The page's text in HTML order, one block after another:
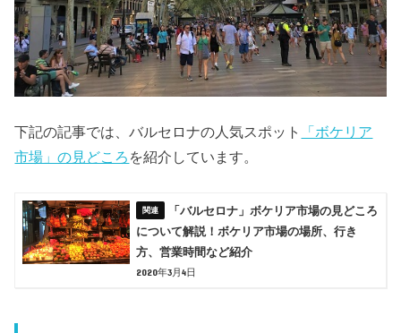
下記の記事では、バルセロナの人気スポット
「ボケリア
市場」の見どころ を紹介しています。
「バルセロナ」ボケリア市場の見どころ
について解説！ボケリア市場の場所、行き
方、営業時間など紹介
2020年3月4日